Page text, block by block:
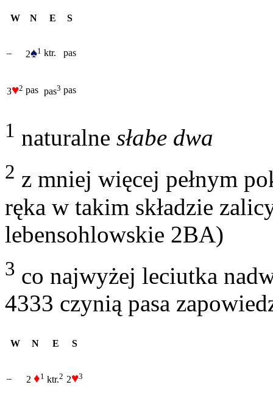
W N E S
– 2♠1 ktr. pas
3♥2 pas pas3 pas
1 naturalne słabe dwa
2 z mniej więcej pełnym
ręka w takim składzie
lebensohlowskie 2BA)
3 co najwyżej leciutka
4333 czynią pasa
W N E S
– 2 ♦1 ktr.2 2♥3